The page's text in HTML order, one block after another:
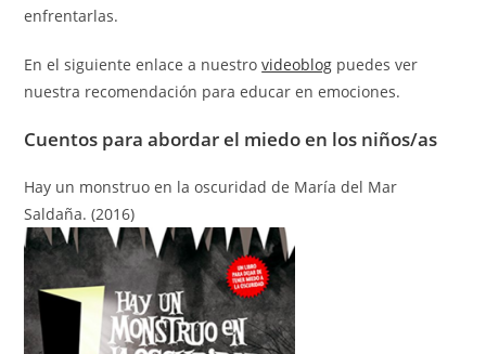
enfrentarlas.
En el siguiente enlace a nuestrovideoblog puedes ver
nuestra recomendación para educar en emociones.
Cuentos para abordar el miedo en los niños/as
Hay un monstruo en la oscuridad de María del Mar
Saldaña. (2016)